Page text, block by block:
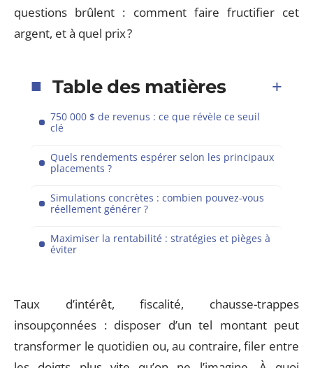
questions brûlent : comment faire fructifier cet
argent, et à quel prix ?
Table des matières
750 000 $ de revenus : ce que révèle ce seuil
clé
Quels rendements espérer selon les principaux
placements ?
Simulations concrètes : combien pouvez-vous
réellement générer ?
Maximiser la rentabilité : stratégies et pièges à
éviter
Taux d’intérêt, fiscalité, chausse-trappes
insoupçonnées : disposer d’un tel montant peut
transformer le quotidien ou, au contraire, filer entre